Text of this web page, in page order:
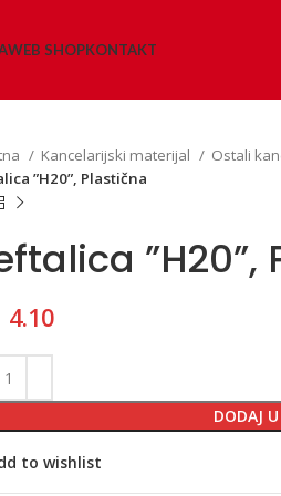
WEB SHOPKONTAKT
Kancelarijski materijal Ostali
”H20”, Plastična
”H20”,
4.10
DODAJ
to wishlist